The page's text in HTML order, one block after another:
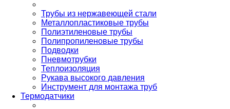
Трубы из нержавеющей стали
Металлопластиковые трубы
Полиэтиленовые трубы
Полипропиленовые трубы
Подводки
Пневмотрубки
Теплоизоляция
Рукава высокого давления
Инструмент для монтажа труб
Термодатчики